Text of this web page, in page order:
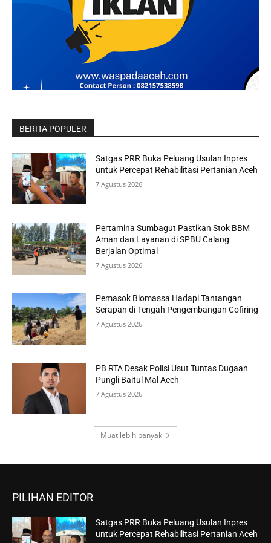
BERITA POPULER
Satgas PRR Buka Peluang Usulan Inpres
untuk Percepat Rehabilitasi Pertanian Aceh
7 Agustus 2026
Pertamina Sumbagut Pastikan Stok BBM
Aman dan Layanan di SPBU Calang
Berjalan Optimal
7 Agustus 2026
Pemasok Biomassa Hadapi Tantangan
Serapan di Tengah Pengembangan Cofiring
7 Agustus 2026
PB RTA Desak Polisi Usut Tuntas Dugaan
Pungli Baitul Mal Aceh
7 Agustus 2026
Muat lebih banyak
PILIHAN EDITOR
Satgas PRR Buka Peluang Usulan Inpres
untuk Percepat Rehabilitasi Pertanian Aceh